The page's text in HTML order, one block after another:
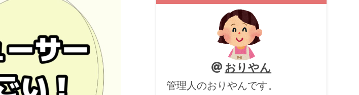
おりやん
管理人のおりやんです。